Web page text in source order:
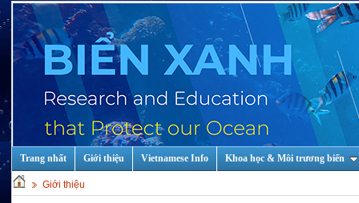
Trang nhất Giới thiệu Vietnamese Info Khoa học & Môi trương biển
Giới thiệu